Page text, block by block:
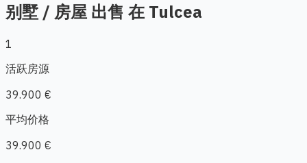
别墅 / 房屋 出售 在 Tulcea
1
活跃房源
39.900 €
平均价格
39.900 €